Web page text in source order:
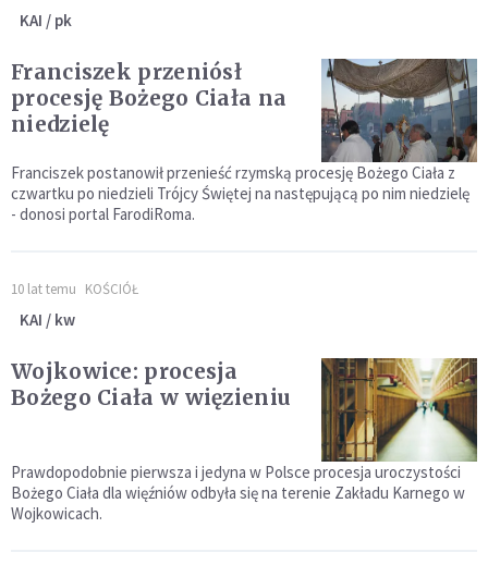
KAI / pk
Franciszek przeniósł
procesję Bożego Ciała na
niedzielę
Franciszek postanowił przenieść rzymską procesję Bożego Ciała z
czwartku po niedzieli Trójcy Świętej na następującą po nim niedzielę
- donosi portal FarodiRoma.
10 lat temu KOŚCIÓŁ
KAI / kw
Wojkowice: procesja
Bożego Ciała w więzieniu
Prawdopodobnie pierwsza i jedyna w Polsce procesja uroczystości
Bożego Ciała dla więźniów odbyła się na terenie Zakładu Karnego w
Wojkowicach.